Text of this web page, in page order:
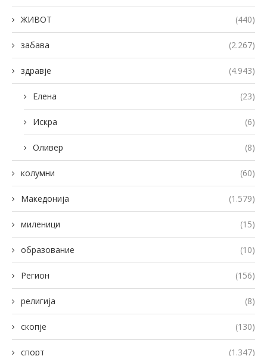
ЖИВОТ (440)
забава (2.267)
здравје (4.943)
Елена (23)
Искра (6)
Оливер (8)
колумни (60)
Македонија (1.579)
миленици (15)
образование (10)
Регион (156)
религија (8)
скопје (130)
спорт (1.347)